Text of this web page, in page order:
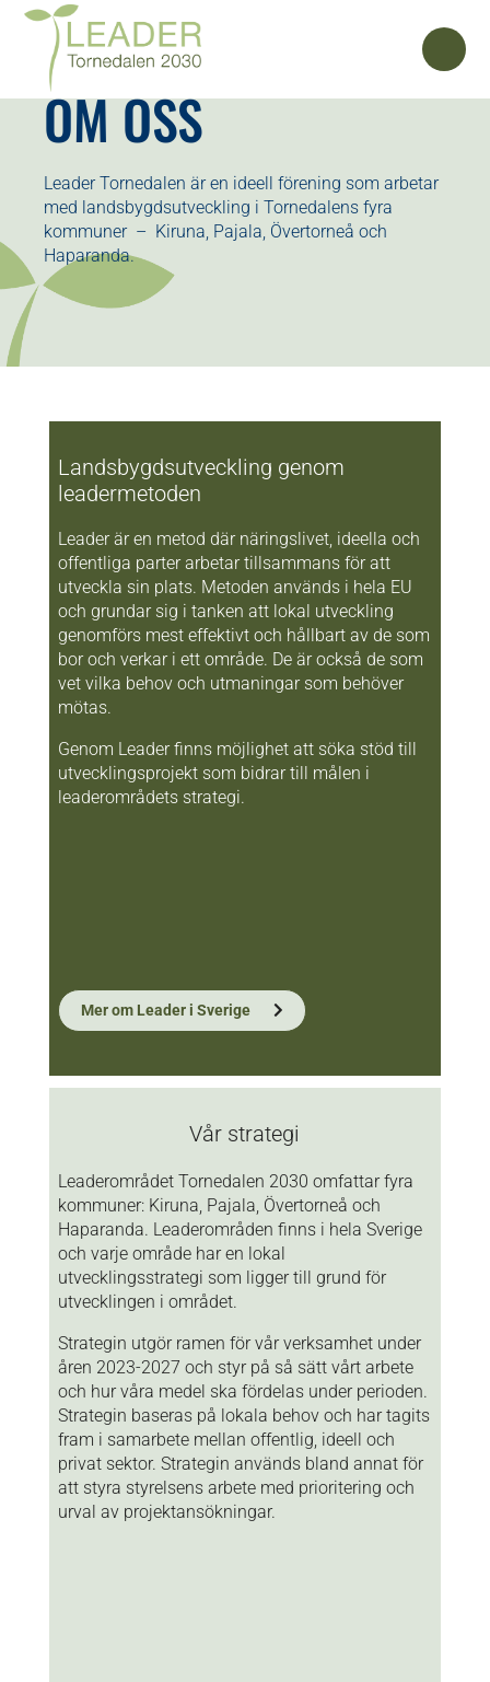
OM OSS
Leader Tornedalen är en ideell förening som arbetar
med landsbygdsutveckling i Tornedalens fyra
kommuner – Kiruna, Pajala, Övertorneå och
Haparanda.
Landsbygdsutveckling genom
leadermetoden
Leader är en metod där näringslivet, ideella och
offentliga parter arbetar tillsammans för att
utveckla sin plats. Metoden används i hela EU
och grundar sig i tanken att lokal utveckling
genomförs mest effektivt och hållbart av de som
bor och verkar i ett område. De är också de som
vet vilka behov och utmaningar som behöver
mötas.
Genom Leader finns möjlighet att söka stöd till
utvecklingsprojekt som bidrar till målen i
leaderområdets strategi.
Mer om Leader i Sverige
Vår strategi
Leaderområdet Tornedalen 2030 omfattar fyra
kommuner: Kiruna, Pajala, Övertorneå och
Haparanda. Leaderområden finns i hela Sverige
och varje område har en lokal
utvecklingsstrategi som ligger till grund för
utvecklingen i området.
Strategin utgör ramen för vår verksamhet under
åren 2023-2027 och styr på så sätt vårt arbete
och hur våra medel ska fördelas under perioden.
Strategin baseras på lokala behov och har tagits
fram i samarbete mellan offentlig, ideell och
privat sektor. Strategin används bland annat för
att styra styrelsens arbete med prioritering och
urval av projektansökningar.